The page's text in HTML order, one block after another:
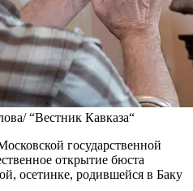
“Вестник Кавказа“
государственной
открытие бюста
осетинке, родившейся в Баку